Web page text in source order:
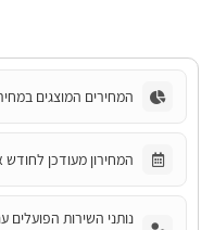
המחירים המוצגים
המחירון מעודכן לחודש
נותני השירות הפועלים